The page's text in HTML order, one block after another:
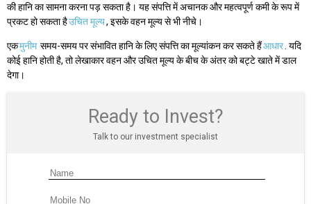
की हानि का सामना करना पड़ सकता है। यह संपत्ति में अचानक और महत्वपूर्ण कमी के रूप में
प्रकट हो सकता हैउचित मूल्य, इसके वहन मूल्य से भी नीचे।
एकमुनीम समय-समय पर संभावित हानि के लिए संपत्ति का मूल्यांकन कर सकते हैंआधार . यदि
कोई हानि होती है, तो लेखाकार वहन और उचित मूल्य के बीच के अंतर को बट्टे खाते में डाल
देगा।
Ready to Invest?
Talk to our investment specialist